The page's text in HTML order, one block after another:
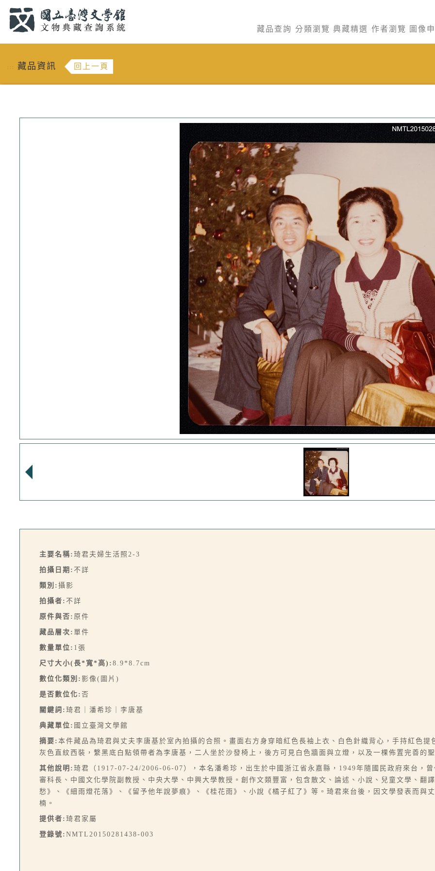
藏品查詢 分類瀏覽 典藏精選 作者瀏覽 圖像
::: 藏品資訊 回上一頁
主要名稱: 琦君夫婦生活照2-3
拍攝日期: 不詳
類別: 攝影
拍攝者: 不詳
原件與否: 原件
藏品層次: 單件
數量單位: 1張
尺寸大小(長*寬*高): 8.9*8.7cm
數位化類別: 影像(圖片)
是否數位化: 否
關鍵詞: 琦君｜潘希珍｜李唐基
典藏單位: 國立臺灣文學館
摘要: 本件藏品為琦君與丈夫李唐基於室內拍攝的合照。畫面右方身穿暗紅色長袖上衣、白色針織背心，手持紅色
灰色直紋西裝，繫黑底白點領帶者為李唐基，二人坐於沙發椅上，後方可見白色牆面與立燈，以及一棵佈置完善的
其他說明: 琦君（1917-07-24/2006-06-07），本名潘希珍，出生於中國浙江省永嘉縣，1949年隨國民政府來台，
審科長、中國文化學院副教授、中央大學、中興大學教授。創作文類豐富，包含散文、論述、小說、兒童文學、翻
愁》、《細雨燈花落》、《留予他年說夢痕》、《桂花雨》、小說《橘子紅了》等。琦君來台後，因文學發表而與
楠。
提供者: 琦君家屬
登錄號: NMTL20150281438-003